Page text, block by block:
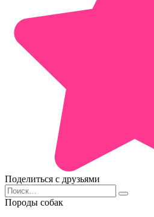
Поделиться с друзьями
Search
for:
Породы собак